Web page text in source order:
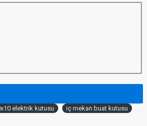
elektrik kutusu
iç mekan buat kutusu